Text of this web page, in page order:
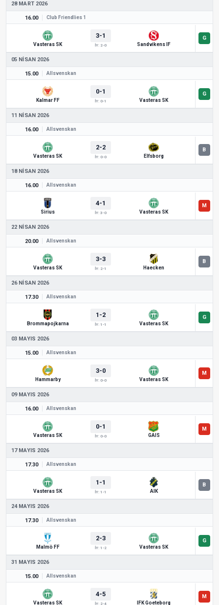
28 MART 2026
16.00 Club Friendlies 1
Vasteras SK
3-1
İY: 2-0 Sandvikens IF
05 NISAN 2026
15.00 Allsvenskan
Kalmar FF
0-1
İY: 0-1 Vasteras SK
11 NISAN 2026
16.00 Allsvenskan
Vasteras SK
2-2
İY: 0-0 Elfsborg
18 NISAN 2026
16.00 Allsvenskan
Sirius
4-1
İY: 3-0 Vasteras SK
22 NISAN 2026
20.00 Allsvenskan
Vasteras SK
3-3
İY: 2-1 Haecken
26 NISAN 2026
17.30 Allsvenskan
Brommapojkarna
1-2
İY: 1-1 Vasteras SK
03 MAYIS 2026
15.00 Allsvenskan
Hammarby
3-0
İY: 0-0 Vasteras SK
09 MAYIS 2026
16.00 Allsvenskan
Vasteras SK
0-1
İY: 0-0 GAIS
17 MAYIS 2026
17.30 Allsvenskan
Vasteras SK
1-1
İY: 1-1 AIK
24 MAYIS 2026
17.30 Allsvenskan
Malmö FF
2-3
İY: 1-2 Vasteras SK
31 MAYIS 2026
15.00 Allsvenskan
Vasteras SK
4-5
İY: 2-4 IFK Goeteborg